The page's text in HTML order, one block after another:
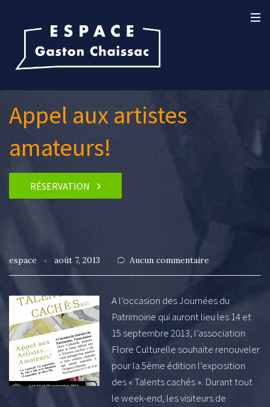
Appel aux artistes
amateurs!
RÉSERVATION
espace août 7, 2013 Aucun commentaire
A l’occasion des Journées du
Patrimoine qui auront lieu les 14 et
15 septembre 2013, l’association
Flore Culturelle souhaite renouveler
pour la 5ème édition l’exposition
des « Talents cachés ». Durant tout
le week-end, les visiteurs de